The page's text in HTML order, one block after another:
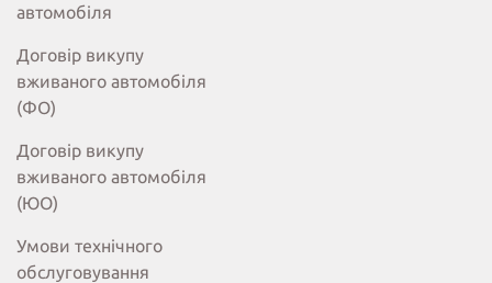
автомобіля
Договір викупу
вживаного автомобіля
(ФО)
Договір викупу
вживаного автомобіля
(ЮО)
Умови технічного
обслуговування